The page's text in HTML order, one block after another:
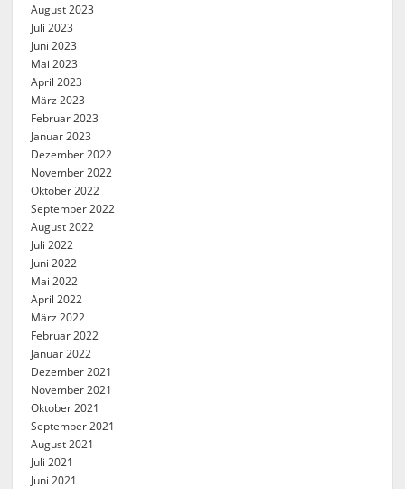
August 2023
Juli 2023
Juni 2023
Mai 2023
April 2023
März 2023
Februar 2023
Januar 2023
Dezember 2022
November 2022
Oktober 2022
September 2022
August 2022
Juli 2022
Juni 2022
Mai 2022
April 2022
März 2022
Februar 2022
Januar 2022
Dezember 2021
November 2021
Oktober 2021
September 2021
August 2021
Juli 2021
Juni 2021